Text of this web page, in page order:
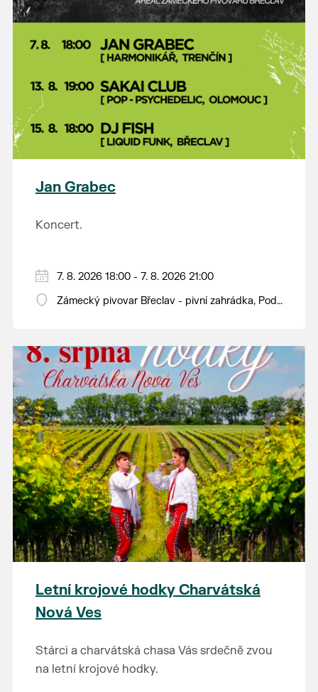
Jan Grabec
Koncert.
7. 8. 2026 18:00 - 7. 8. 2026 21:00
Zámecký pivovar Břeclav - pivní zahrádka, Pod
Letní krojové hodky Charvátská
Nová Ves
Stárci a charvátská chasa Vás srdečně zvou
na letní krojové hodky.